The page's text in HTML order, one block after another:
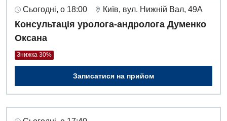
Сьогодні, о 18:00 Київ, вул. Нижній Вал, 49А
Консультація уролога-андролога Думенко
Оксана
Знижка 30%
Записатися на прийом